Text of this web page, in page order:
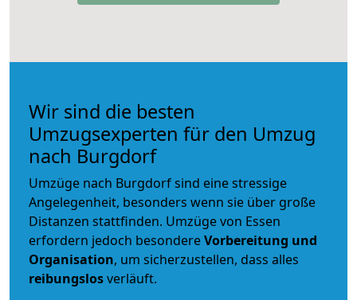
Wir sind die besten
Umzugsexperten für den Umzug
nach Burgdorf
Umzüge nach Burgdorf sind eine stressige
Angelegenheit, besonders wenn sie über große
Distanzen stattfinden. Umzüge von Essen
erfordern jedoch besondereVorbereitung und
Organisation, um sicherzustellen, dass alles
reibungslosverläuft.